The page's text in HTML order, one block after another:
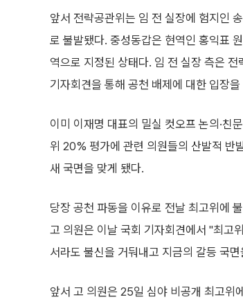
앞서 전략공관위는 임 전 실장에 험지인
로 불발됐다. 중성동갑은 현역인 홍익표
역으로 지정된 상태다. 임 전 실장 측은
기자회견을 통해 공천 배제에 대한 입장
이미 이재명 대표의 밀실 컷오프 논의·친
위 20% 평가에 관련 의원들의 산발적 반
새 국면을 맞게 됐다.
당장 공천 파동을 이유로 전날 최고위에
고 의원은 이날 국회 기자회견에서 "최고
서라도 불신을 거둬내고 지금의 갈등 국
앞서 고 의원은 25일 심야 비공개 최고위